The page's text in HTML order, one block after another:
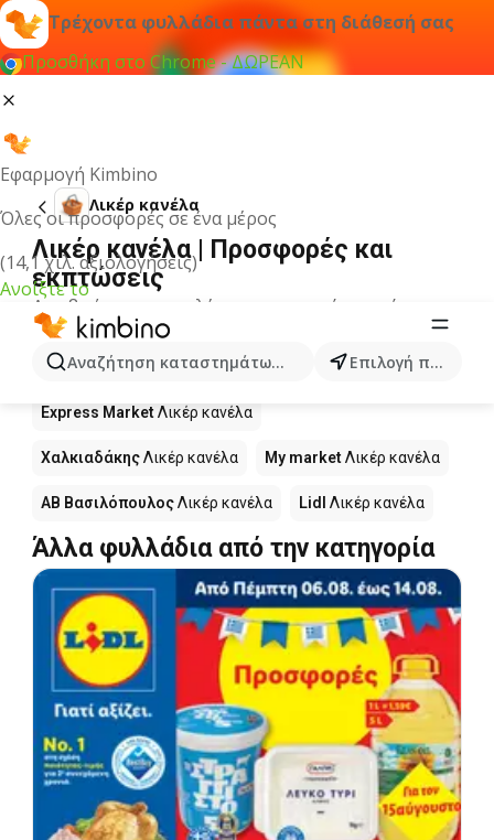
Τρέχοντα φυλλάδια πάντα στη διάθεσή σας
Προσθήκη στο Chrome - ΔΩΡΕΑΝ
Εφαρμογή Kimbino
Όλες οι προσφορές σε ένα μέρος
(14,1 χιλ. αξιολογήσεις)
Ανοίξτε το
Αναζήτηση καταστημάτων, κατηγοριών, προϊόντων...
Επιλογή πόλης
Λικέρ κανέλα
Λικέρ κανέλα | Προσφορές και
εκπτώσεις
Δεν βρήκαμε αποτελέσματα για αυτόν τον όρο.
Λικέρ κανέλα σε προσφορά - Πού να
αγοράσετε;
Express MarketΛικέρ κανέλα
ΧαλκιαδάκηςΛικέρ κανέλα My marketΛικέρ κανέλα
ΑΒ ΒασιλόπουλοςΛικέρ κανέλα Lidl Λικέρ κανέλα
Άλλα φυλλάδια από την κατηγορία